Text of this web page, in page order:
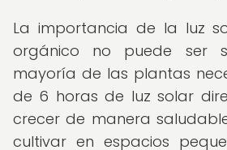
La importancia de la luz
orgánico no puede ser
mayoría de las plantas
de 6 horas de luz solar
crecer de manera
cultivar en espacios